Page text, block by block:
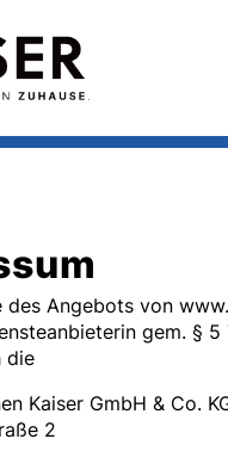
des Angebots von
gem. § 5
die
Kaiser GmbH & Co.
2